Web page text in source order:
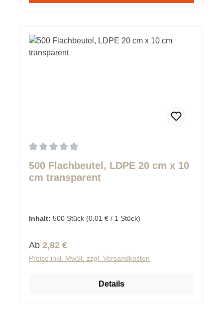
500 Flachbeutel, LDPE 20 cm x 10
cm transparent
Inhalt: 500 Stück (0,01 € / 1 Stück)
Regulärer Preis:
Ab 2,82 €
Preise inkl. MwSt. zzgl. Versandkosten
Details